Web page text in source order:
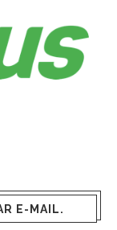
E-MAIL.